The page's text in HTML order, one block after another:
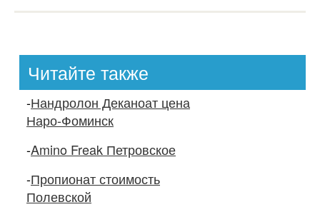
Читайте также
-Нандролон Деканоат цена
Наро-Фоминск
-Amino Freak Петровское
-Пропионат стоимость
Полевской